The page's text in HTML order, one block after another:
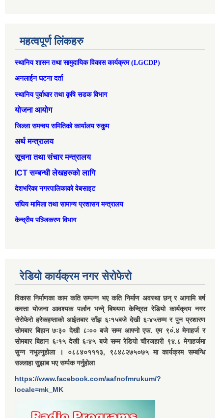
महत्वपूर्ण लिंकहरु
स्थानिय शासन तथा सामुदायिक विकास कार्यक्रम (LGCDP)
अनलाईन घटना दर्ता
स्थानिय पुर्वाधार तथा कृषि सडक विभाग
योजना आयोग
जिल्ला समन्वय समितिको कार्यालय रुकुम
अर्थ मन्त्रालय
सूचना तथा संचार मन्त्रालय
ICT सम्बन्धी लेखहरुको लागि
देशभरिका नगरपालिकाको वेबसाइट
संघिय मामिला तथा सामान्‍य प्रशासन मन्त्रालय
केन्द्रीय पञ्जिकरण विभाग
रेडियो कार्यक्रम नगर सेरोफेरो
विकास निर्माणका काम कति सम्पन्न भए कति निर्माण अवस्था छन् र आगामि बर्ष
कस्ता योजना आवश्यक पर्लान भन्ने् बिषयमा केन्द्रित रेडियो कार्यक्रम नगर
सेरोफेरो हरेकहप्ताको आईतबार साँझ ६ः१५बजे देखी ६ः४५सम्म र पुन प्रशारण
सोमबार बिहान ७ः३० देखी ८ः०० बजे सम्म आफ्नो एफ. एम ९०ं.४ मेगाहर्ज र
सोमबार बिहान ६ः१५ देखी ६ः४५ बजे सम्म रेडियो चौरजहारी ९४.८ मेगाहर्जमा
सुन्न नभुल्नुहोला । ०८८४०१११३, ९८४८२७५०७५ मा कार्यक्रम सम्बन्धि
सल्लाहा सुझाब भए सर्म्पक गर्नुहोला
https://www.facebook.com/aafnofmrukum/?
locale=mk_MK